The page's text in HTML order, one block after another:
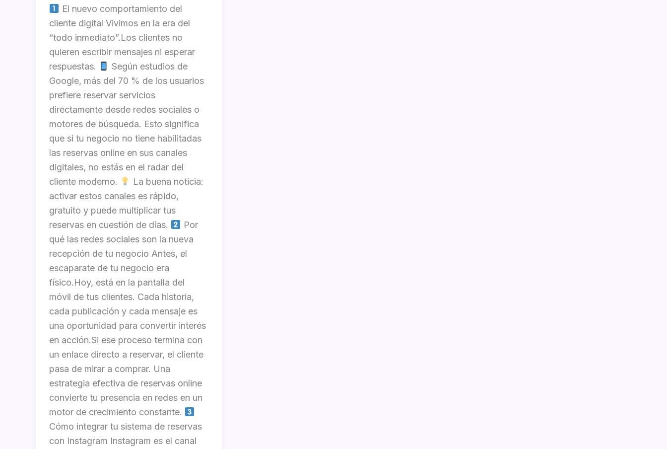
El nuevo comportamiento del
cliente digital Vivimos en la era del
“todo inmediato”.Los clientes no
quieren escribir mensajes ni esperar
respuestas.
Según estudios de
Google, más del 70 % de los usuarios
prefiere reservar servicios
directamente desde redes sociales o
motores de búsqueda. Esto significa
que si tu negocio no tiene habilitadas
las reservas online en sus canales
digitales, no estás en el radar del
cliente moderno.
La buena noticia:
activar estos canales es rápido,
gratuito y puede multiplicar tus
reservas en cuestión de días.
Por
qué las redes sociales son la nueva
recepción de tu negocio Antes, el
escaparate de tu negocio era
físico.Hoy, está en la pantalla del
móvil de tus clientes. Cada historia,
cada publicación y cada mensaje es
una oportunidad para convertir interés
en acción.Si ese proceso termina con
un enlace directo a reservar, el cliente
pasa de mirar a comprar. Una
estrategia efectiva de reservas online
convierte tu presencia en redes en un
motor de crecimiento constante.
Cómo integrar tu sistema de reservas
con Instagram Instagram es el canal